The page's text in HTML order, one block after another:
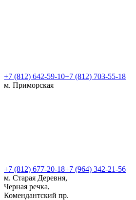
+7 (812) 642-59-10+7 (812) 703-55-18
м. Приморская
+7 (812) 677-20-18+7 (964) 342-21-56
м. Старая Деревня,
Черная речка,
Комендантский пр.